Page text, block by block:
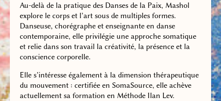
Au-delà de la pratique des Danses de la Paix, Mashol
explore le corps et l’art sous de multiples formes.
Danseuse, chorégraphe et enseignante en danse
contemporaine, elle privilégie une approche somatique
et relie dans son travail la créativité, la présence et la
conscience corporelle.
Elle s’intéresse également à la dimension thérapeutique
du mouvement : certifiée en SomaSource, elle achève
actuellement sa formation en Méthode Ilan Lev.